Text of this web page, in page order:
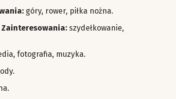
góry, rower, piłka nożna.
Zainteresowania: szydełkowanie,
fotografia, muzyka.